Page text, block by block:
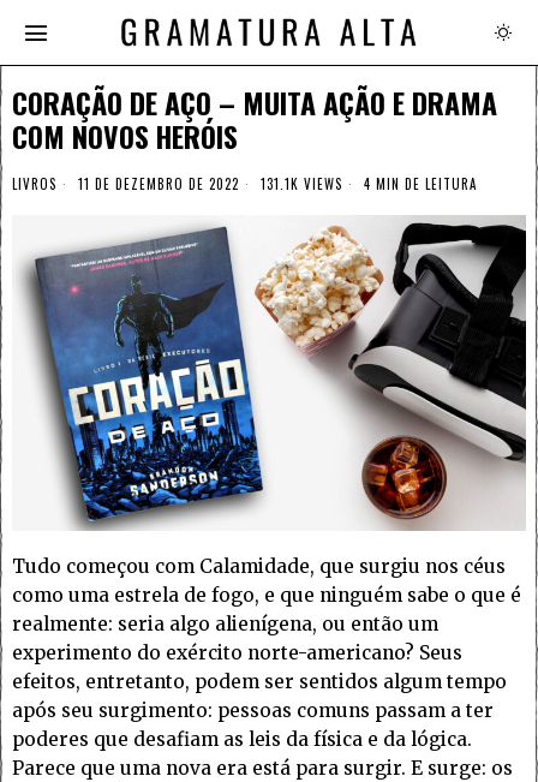
CORAÇÃO DE AÇO – MUITA AÇÃO E DRAMA
COM NOVOS HERÓIS
LIVROS 11 DE DEZEMBRO DE 2022 131.1K VIEWS 4 MIN DE LEITURA
Tudo começou com Calamidade, que surgiu nos céus
como uma estrela de fogo, e que ninguém sabe o que é
realmente: seria algo alienígena, ou então um
experimento do exército norte-americano? Seus
efeitos, entretanto, podem ser sentidos algum tempo
após seu surgimento: pessoas comuns passam a ter
poderes que desafiam as leis da física e da lógica.
Parece que uma nova era está para surgir. E surge: os